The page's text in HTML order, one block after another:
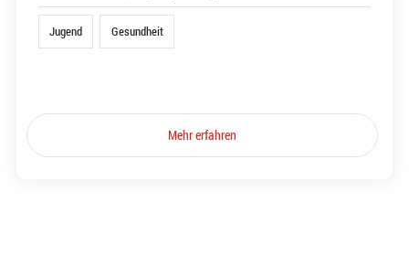
Jugend Gesundheit
Mehr erfahren